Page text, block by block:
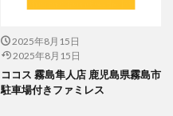
2025年8月15日
2025年8月15日
ココス 霧島隼人店 鹿児島県霧島市
駐車場付きファミレス